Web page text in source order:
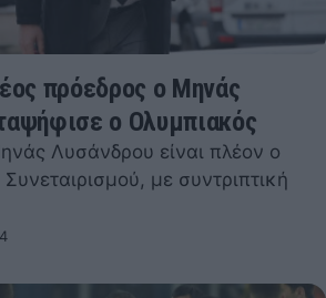
πρόεδρος ο Μηνάς
ο Ολυμπιακός
Λυσάνδρου είναι πλέον ο
με συντριπτική